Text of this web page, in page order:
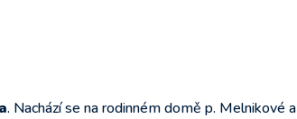
. Nachází se na rodinném domě p. Melnikové a